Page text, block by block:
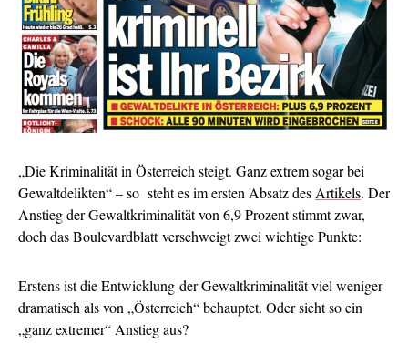
„Die Kriminalität in Österreich steigt. Ganz extrem sogar bei
Gewaltdelikten“ – so steht es im ersten Absatz des Artikels. Der
Anstieg der Gewaltkriminalität von 6,9 Prozent stimmt zwar,
doch das Boulevardblatt verschweigt zwei wichtige Punkte:
Erstens ist die Entwicklung der Gewaltkriminalität viel weniger
dramatisch als von „Österreich“ behauptet. Oder sieht so ein
„ganz extremer“ Anstieg aus?